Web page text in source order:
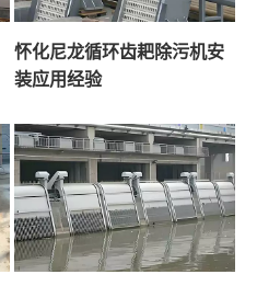
怀化尼龙循环齿耙除污机安
装应用经验